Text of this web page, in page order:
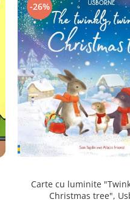
-26%
Carte cu luminite
Christmas tree",